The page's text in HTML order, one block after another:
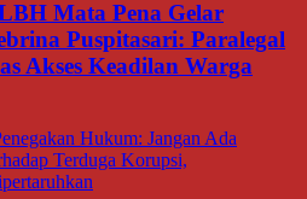
Mata Pena Gelar
Puspitasari: Paralegal
Akses Keadilan Warga